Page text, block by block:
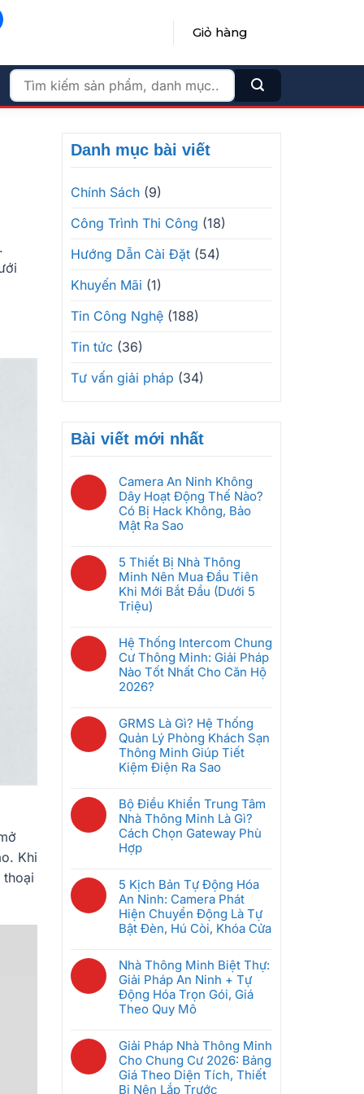
Giỏ hàng
Tìm
kiếm:
Khi
Danh mục bài viết
Chính Sách (9)
Công Trình Thi Công (18)
Hướng Dẫn Cài Đặt (54)
Khuyến Mãi (1)
Tin Công Nghệ (188)
Tin tức (36)
Tư vấn giải pháp (34)
Bài viết mới nhất
Camera An Ninh Không
Dây Hoạt Động Thế Nào?
Có Bị Hack Không, Bảo
Mật Ra Sao
có
bình
luận
ở
Camera
Ninh
Không
Dây
Hoạt
Thế
Nào?
Có
Bị
Hack
Bảo
Mật
Ra
Sao
5 Thiết Bị Nhà Thông
Minh Nên Mua Đầu Tiên
Khi Mới Bắt Đầu (Dưới 5
Triệu)
có
bình
luận
ở
Bị
Nhà
Thông
Minh
Mua
Đầu
Tiên
Khi
Mới
Đầu
(Dưới
5
Triệu)
Hệ Thống Intercom Chung
Cư Thông Minh: Giải Pháp
Nào Tốt Nhất Cho Căn Hộ
2026?
có
bình
luận
ở
Hệ
Intercom
Chung
Cư
Thông
Giải
Pháp
Nào
Tốt
Nhất
Căn
Hộ
2026?
GRMS Là Gì? Hệ Thống
Quản Lý Phòng Khách Sạn
Thông Minh Giúp Tiết
Kiệm Điện Ra Sao
có
bình
luận
ở
GRMS
Gì?
Hệ
Thống
Quản
Phòng
Khách
Sạn
Thông
Minh
Tiết
Kiệm
Điện
Bộ Điều Khiển Trung Tâm
Nhà Thông Minh Là Gì?
Cách Chọn Gateway Phù
Hợp
có
bình
luận
ở
Bộ
Khiển
Trung
Tâm
Nhà
Minh
Là
Gì?
Cách
5 Kịch Bản Tự Động Hóa
An Ninh: Camera Phát
Hiện Chuyển Động Là Tự
Bật Đèn, Hú Còi, Khóa Cửa
có
bình
luận
ở
Bản
Tự
Động
Nhà Thông Minh Biệt Thự:
Giải Pháp An Ninh + Tự
Động Hóa Trọn Gói, Giá
Theo Quy Mô
có
bình
luận
ở
Giải Pháp Nhà Thông Minh
Cho Chung Cư 2026: Bảng
Giá Theo Diện Tích, Thiết
Bị Nên Lắp Trước